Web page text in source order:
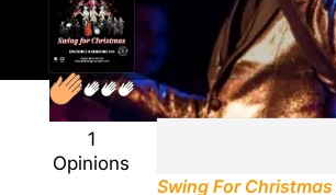
1
Opinions
Swing For Christmas